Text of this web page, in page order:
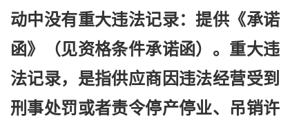
动中没有重大违法记录：提供《承诺
函》（见资格条件承诺函）。重大违
法记录，是指供应商因违法经营受到
刑事处罚或者责令停产停业、吊销许